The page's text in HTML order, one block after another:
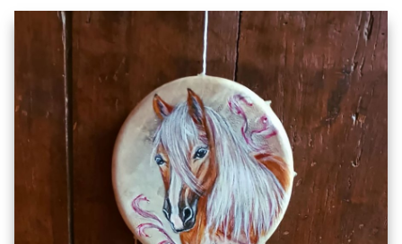
peintures
énergétiques,
stages